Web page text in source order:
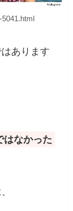
5041.html
あります
はなかった